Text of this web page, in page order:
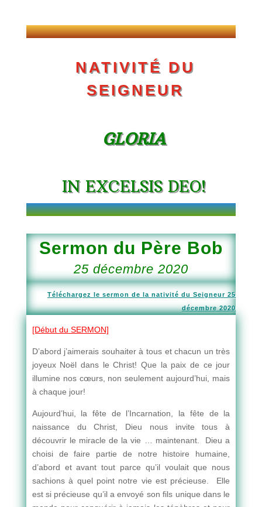
NATIVITÉ DU
SEIGNEUR
GLORIA
IN EXCELSIS DEO!
Sermon du Père Bob
25 décembre 2020
Téléchargez le sermon de la nativité du Seigneur 25
décembre 2020
[Début du SERMON]
D’abord j’aimerais souhaiter à tous et chacun un très
joyeux Noël dans le Christ! Que la paix de ce jour
illumine nos cœurs, non seulement aujourd’hui, mais
à chaque jour!
Aujourd’hui, la fête de l’Incarnation, la fête de la
naissance du Christ, Dieu nous invite tous à
découvrir le miracle de la vie … maintenant. Dieu a
choisi de faire partie de notre histoire humaine,
d’abord et avant tout parce qu’il voulait que nous
sachions à quel point notre vie est précieuse. Elle
est si précieuse qu’il a envoyé son fils unique dans le